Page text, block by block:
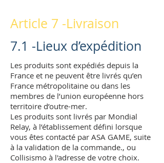
Article 7 -Livraison
7.1 -Lieux d’expédition
Les produits sont expédiés depuis la
France et ne peuvent être livrés qu’en
France métropolitaine ou dans les
membres de l’union européenne hors
territoire d’outre-mer.
Les produits sont livrés par Mondial
Relay, à l’établissement défini lorsque
vous êtes contacté par ASA GAME, suite
à la validation de la commande., ou
Collisismo à l'adresse de votre choix.